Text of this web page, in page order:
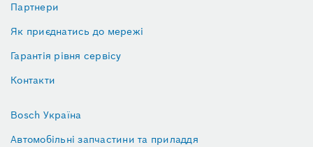
Партнери
Як приєднатись до мережі
Гарантія рівня сервісу
Контакти
Bosch Україна
Автомобільні запчастини та приладдя